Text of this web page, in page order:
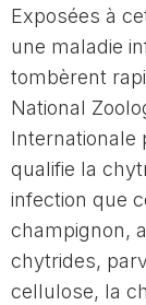
Exposées à
une maladie
tombèrent
National
Internationale
qualifie la
infection que
champignon,
chytrides,
cellulose, la